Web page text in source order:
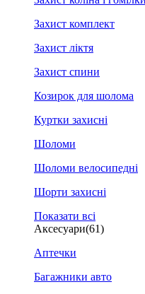
Захист комплект
Захист ліктя
Захист спини
Козирок для шолома
Куртки захисні
Шоломи
Шоломи велосипедні
Шорти захисні
Показати всі
Аксесуари(61)
Аптечки
Багажники авто